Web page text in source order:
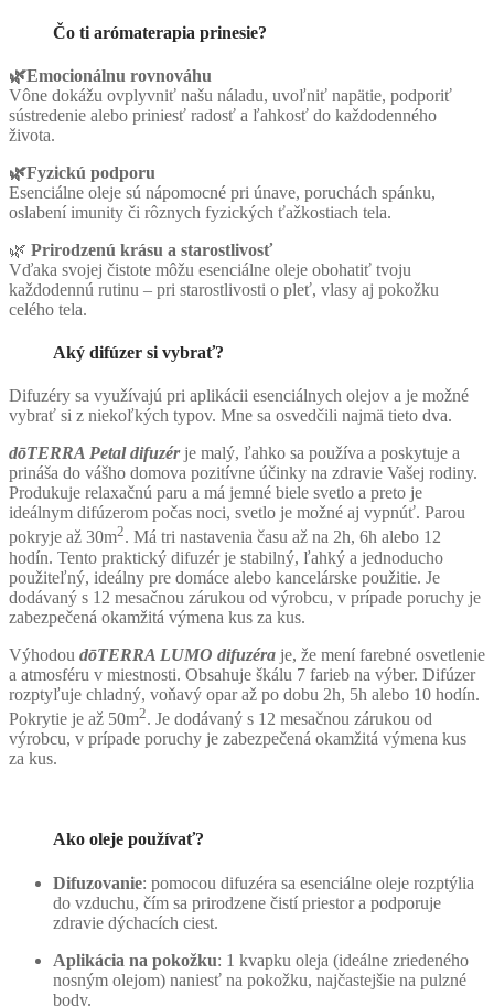
Čo ti arómaterapia prinesie?
🌿Emocionálnu rovnováhu
Vône dokážu ovplyvniť našu náladu, uvoľniť napätie, podporiť
sústredenie alebo priniesť radosť a ľahkosť do každodenného
života.
🌿Fyzickú podporu
Esenciálne oleje sú nápomocné pri únave, poruchách spánku,
oslabení imunity či rôznych fyzických ťažkostiach tela.
🌿 Prirodzenú krásu a starostlivosť
Vďaka svojej čistote môžu esenciálne oleje obohatiť tvoju
každodennú rutinu – pri starostlivosti o pleť, vlasy aj pokožku
celého tela.
Aký difúzer si vybrať?
Difuzéry sa využívajú pri aplikácii esenciálnych olejov a je možné
vybrať si z niekoľkých typov. Mne sa osvedčili najmä tieto dva.
dōTERRA Petal difuzérje malý, ľahko sa používa a poskytuje a
prináša do vášho domova pozitívne účinky na zdravie Vašej rodiny.
Produkuje relaxačnú paru a má jemné biele svetlo a preto je
ideálnym difúzerom počas noci, svetlo je možné aj vypnúť. Parou
pokryje až 30m2. Má tri nastavenia času až na 2h, 6h alebo 12
hodín. Tento praktický difuzér je stabilný, ľahký a jednoducho
použiteľný, ideálny pre domáce alebo kancelárske použitie. Je
dodávaný s 12 mesačnou zárukou od výrobcu, v prípade poruchy je
zabezpečená okamžitá výmena kus za kus.
Výhodou dōTERRA LUMO difuzéra je, že mení farebné osvetlenie
a atmosféru v miestnosti. Obsahuje škálu 7 farieb na výber. Difúzer
rozptyľuje chladný, voňavý opar až po dobu 2h, 5h alebo 10 hodín.
Pokrytie je až 50m2. Je dodávaný s 12 mesačnou zárukou od
výrobcu, v prípade poruchy je zabezpečená okamžitá výmena kus
za kus.
Ako oleje používať?
Difuzovanie: pomocou difuzéra sa esenciálne oleje rozptýlia
do vzduchu, čím sa prirodzene čistí priestor a podporuje
zdravie dýchacích ciest.
Aplikácia na pokožku: 1 kvapku oleja (ideálne zriedeného
nosným olejom) naniesť na pokožku, najčastejšie na pulzné
body.